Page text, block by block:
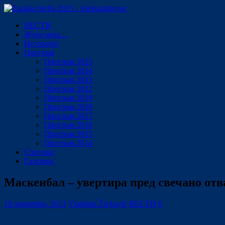
ВЕСТИ
Жупо моја…
Историјат
Програм
Програм 2025
Програм 2024
Програм 2023
Програм 2022
Програм 2019
Програм 2018
Програм 2017
Програм 2016
Програм 2015
Програм 2014
Спотови
Галерија
Маскенбал – увертира пред свечано
18 septembra, 2013 Vladimir Živković ВЕСТИ 0